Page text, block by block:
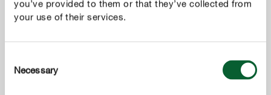
you’ve provided to them or that they’ve collected from
your use of their services.
Selection
Necessary